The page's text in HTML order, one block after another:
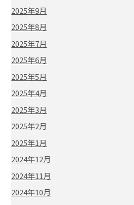
2025年9月
2025年8月
2025年7月
2025年6月
2025年5月
2025年4月
2025年3月
2025年2月
2025年1月
2024年12月
2024年11月
2024年10月